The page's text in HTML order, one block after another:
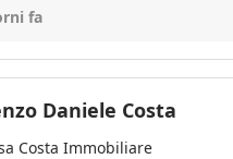
con noi, lavorando con
fa
Daniele Costa
Costa Immobiliare